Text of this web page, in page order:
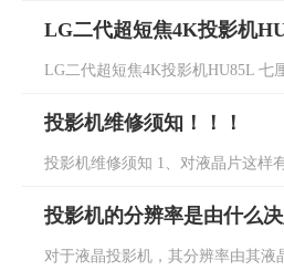
LG二代超短焦4K投影机
LG二代超短焦4K投影机HU85L 七
投影机维修须知！！！
投影机维修须知 1、对液晶片这样
投影机的分辨率是由什么
对于液晶投影机，其分辨率由其液